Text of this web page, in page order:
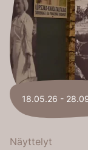
18.05.26 -
Näyttelyt